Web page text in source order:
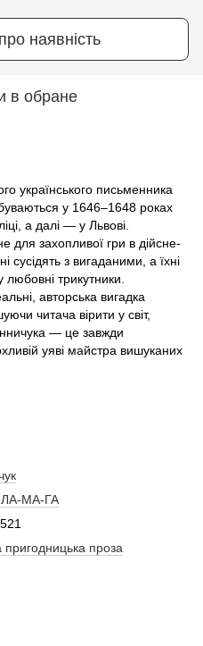
наявність
в обране
українського письменника
у 1646–1648 роках
а далі — у Львові.
для захопливої гри в дійсне-
сусідять з вигаданими, а їхні
трикутники.
авторська вигадка
читача вірити у світ,
— це завжди
уяві майстра вишуканих
МА-ГА
пригодницька проза